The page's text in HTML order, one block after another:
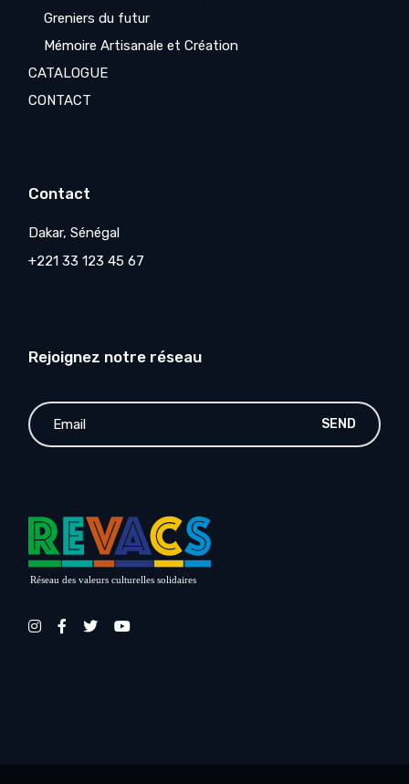
Greniers du futur
Mémoire Artisanale et Création
CATALOGUE
CONTACT
Contact
Dakar, Sénégal
+221 33 123 45 67
Rejoignez notre réseau
SEND
Réseau des valeurs culturelles solidaires